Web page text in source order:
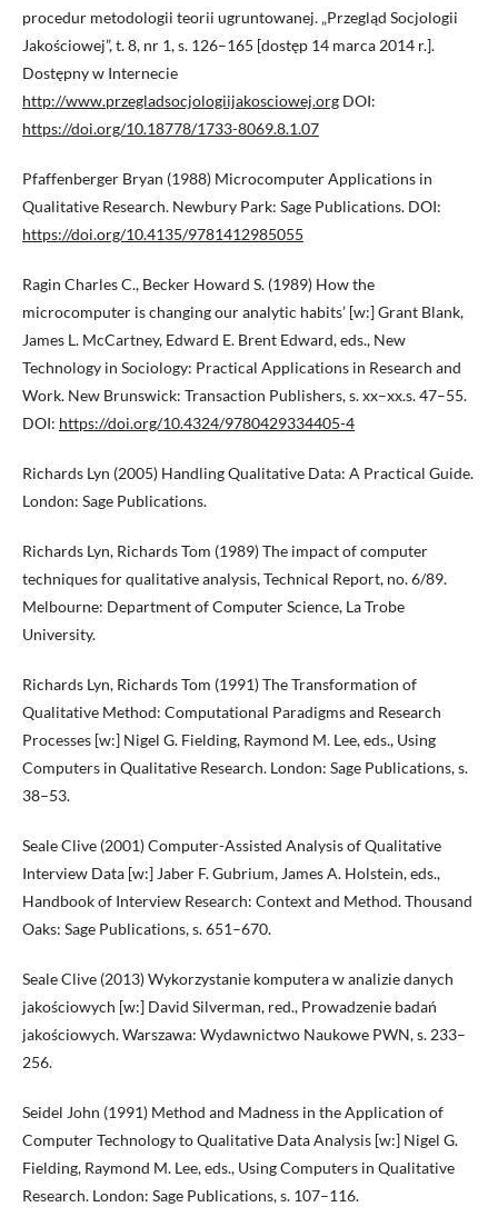
procedur metodologii teorii ugruntowanej. „Przegląd Socjologii
Jakościowej”, t. 8, nr 1, s. 126–165 [dostęp 14 marca 2014 r.].
Dostępny w Internecie
http://www.przegladsocjologiijakosciowej.org DOI:
https://doi.org/10.18778/1733-8069.8.1.07
Pfaffenberger Bryan (1988) Microcomputer Applications in
Qualitative Research. Newbury Park: Sage Publications. DOI:
https://doi.org/10.4135/9781412985055
Ragin Charles C., Becker Howard S. (1989) How the
microcomputer is changing our analytic habits’ [w:] Grant Blank,
James L. McCartney, Edward E. Brent Edward, eds., New
Technology in Sociology: Practical Applications in Research and
Work. New Brunswick: Transaction Publishers, s. xx–xx.s. 47–55.
DOI: https://doi.org/10.4324/9780429334405-4
Richards Lyn (2005) Handling Qualitative Data: A Practical Guide.
London: Sage Publications.
Richards Lyn, Richards Tom (1989) The impact of computer
techniques for qualitative analysis, Technical Report, no. 6/89.
Melbourne: Department of Computer Science, La Trobe
University.
Richards Lyn, Richards Tom (1991) The Transformation of
Qualitative Method: Computational Paradigms and Research
Processes [w:] Nigel G. Fielding, Raymond M. Lee, eds., Using
Computers in Qualitative Research. London: Sage Publications, s.
38–53.
Seale Clive (2001) Computer-Assisted Analysis of Qualitative
Interview Data [w:] Jaber F. Gubrium, James A. Holstein, eds.,
Handbook of Interview Research: Context and Method. Thousand
Oaks: Sage Publications, s. 651–670.
Seale Clive (2013) Wykorzystanie komputera w analizie danych
jakościowych [w:] David Silverman, red., Prowadzenie badań
jakościowych. Warszawa: Wydawnictwo Naukowe PWN, s. 233–
256.
Seidel John (1991) Method and Madness in the Application of
Computer Technology to Qualitative Data Analysis [w:] Nigel G.
Fielding, Raymond M. Lee, eds., Using Computers in Qualitative
Research. London: Sage Publications, s. 107–116.